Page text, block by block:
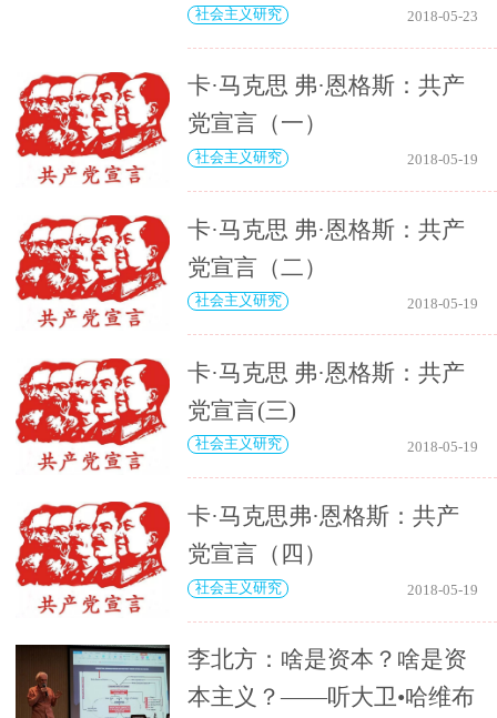
社会主义研究 2018-05-23
卡·马克思 弗·恩格斯：共产
党宣言（一）
社会主义研究 2018-05-19
卡·马克思 弗·恩格斯：共产
党宣言（二）
社会主义研究 2018-05-19
卡·马克思 弗·恩格斯：共产
党宣言(三)
社会主义研究 2018-05-19
卡·马克思弗·恩格斯：共产
党宣言（四）
社会主义研究 2018-05-19
李北方：啥是资本？啥是资
本主义？——听大卫•哈维布